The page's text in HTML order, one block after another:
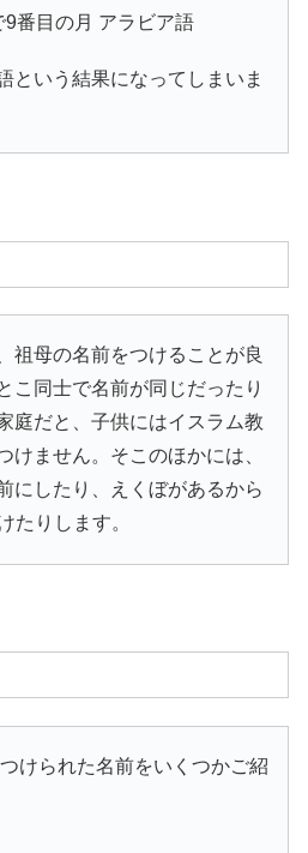
番目の月 アラビア語
という結果になってしまいま
祖母の名前をつけることが良
こ同士で名前が同じだったり
庭だと、子供にはイスラム教
けません。そこのほかには、
にしたり、えくぼがあるから
たりします。
けられた名前をいくつかご紹